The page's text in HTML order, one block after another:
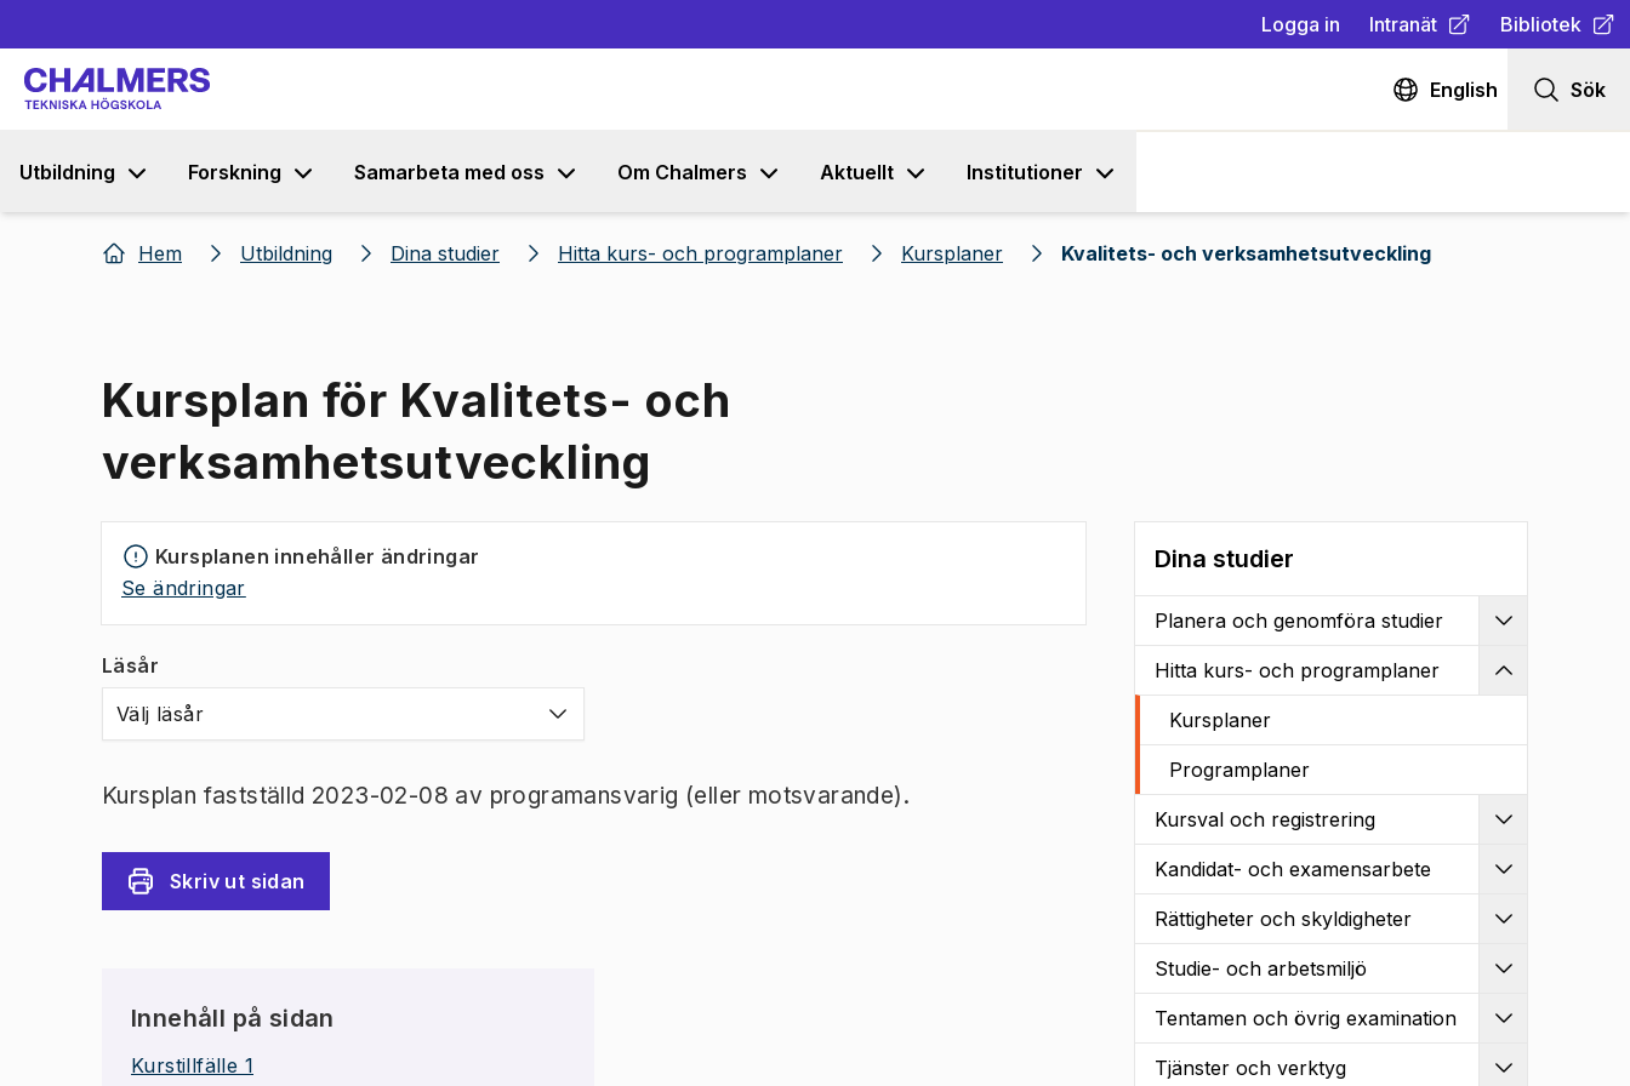
Logga in Intranät
(Öppnas i ny flik)
Bibliotek
(Öppnas i ny
English Sök
Utbildning Forskning Samarbeta med oss Om Chalmers Aktuellt Institutioner
Hem Utbildning Dina studier Hitta kurs- och programplaner Kursplaner Kvalitets- och verksamhetsutveckling
Kursplan för Kvalitets- och
verksamhetsutveckling
Kursplanen innehåller ändringar
Se ändringar
Läsår
Välj läsår
Kursplan fastställd 2023-02-08 av programansvarig (eller motsvarande).
Skriv ut sidan
Innehåll på sidan
Kurstillfälle 1
Dina studier
Planera och genomföra studier
Hitta kurs- och programplaner
Kursplaner
Programplaner
Kursval och registrering
Kandidat- och examensarbete
Rättigheter och skyldigheter
Studie- och arbetsmiljö
Tentamen och övrig examination
Tjänster och verktyg